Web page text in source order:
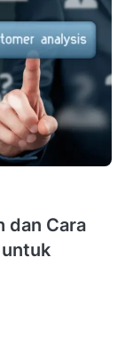
dan Cara